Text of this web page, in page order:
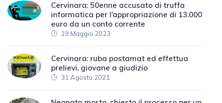
Cervinara: 50enne accusato di truffa
informatica per l’appropriazione di 13.000
euro da un conto corrente
19 Maggio 2023
Cervinara: ruba postamat ed effettua
prelievi, giovane a giudizio
31 Agosto 2021